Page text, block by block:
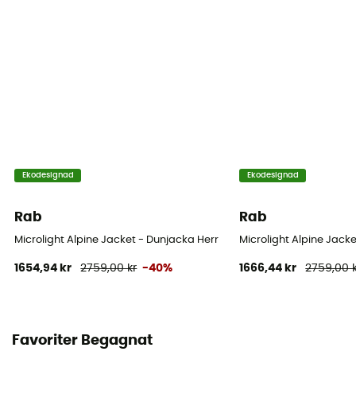
Ekodesignad
Rab
Microlight Alpine Jacket - Dunjacka Herr
1654,94 kr 2759,00 kr -40%
Ekodesignad
Rab
Microlight Alpine
1666,44 kr 2759,00
Favoriter Begagnat